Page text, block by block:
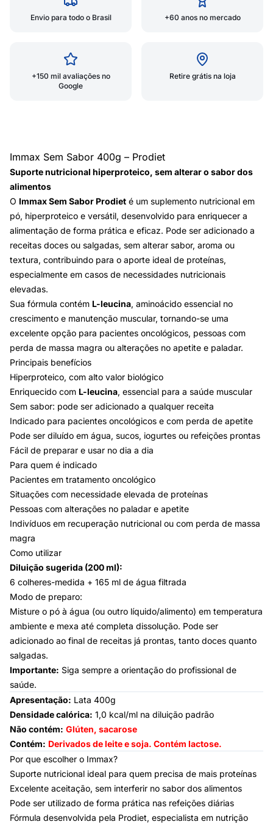
Envio para todo o Brasil +60 anos no mercado
+150 mil avaliações no
Google
Retire grátis na loja
Immax Sem Sabor 400g – Prodiet
Suporte nutricional hiperproteico, sem alterar o sabor dos
alimentos
O Immax Sem Sabor Prodiet é um suplemento nutricional em
pó, hiperproteico e versátil, desenvolvido para enriquecer a
alimentação de forma prática e eficaz. Pode ser adicionado a
receitas doces ou salgadas, sem alterar sabor, aroma ou
textura, contribuindo para o aporte ideal de proteínas,
especialmente em casos de necessidades nutricionais
elevadas.
Sua fórmula contém L-leucina, aminoácido essencial no
crescimento e manutenção muscular, tornando-se uma
excelente opção para pacientes oncológicos, pessoas com
perda de massa magra ou alterações no apetite e paladar.
Principais benefícios
Hiperproteico, com alto valor biológico
Enriquecido com L-leucina, essencial para a saúde muscular
Sem sabor: pode ser adicionado a qualquer receita
Indicado para pacientes oncológicos e com perda de apetite
Pode ser diluído em água, sucos, iogurtes ou refeições prontas
Fácil de preparar e usar no dia a dia
Para quem é indicado
Pacientes em tratamento oncológico
Situações com necessidade elevada de proteínas
Pessoas com alterações no paladar e apetite
Indivíduos em recuperação nutricional ou com perda de massa
magra
Como utilizar
Diluição sugerida (200 ml):
6 colheres-medida + 165 ml de água filtrada
Modo de preparo:
Misture o pó à água (ou outro líquido/alimento) em temperatura
ambiente e mexa até completa dissolução. Pode ser
adicionado ao final de receitas já prontas, tanto doces quanto
salgadas.
Importante: Siga sempre a orientação do profissional de
saúde.
Apresentação: Lata 400g
Densidade calórica: 1,0 kcal/ml na diluição padrão
Não contém: Glúten, sacarose
Contém: Derivados de leite e soja. Contém lactose.
Por que escolher o Immax?
Suporte nutricional ideal para quem precisa de mais proteínas
Excelente aceitação, sem interferir no sabor dos alimentos
Pode ser utilizado de forma prática nas refeições diárias
Fórmula desenvolvida pela Prodiet, especialista em nutrição